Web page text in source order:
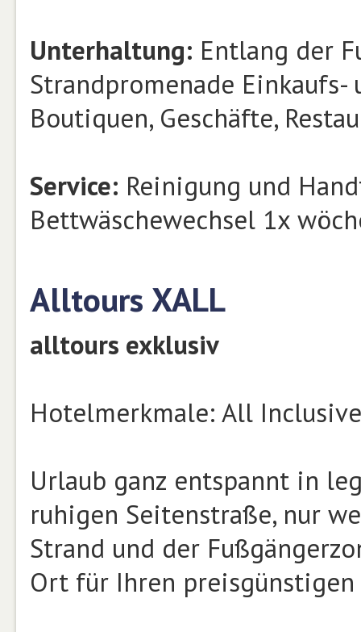
Unterhaltung: Entlang der
Strandpromenade
Boutiquen, Geschäfte,
Service: Reinigung und
Bettwäschewechsel 1x
Alltours XALL
alltours exklusiv
Hotelmerkmale: All
Urlaub ganz entspannt in
ruhigen Seitenstraße, nur
Strand und der
Ort für Ihren